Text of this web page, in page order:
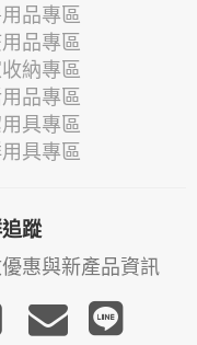
品專區
品專區
納專區
品專區
具專區
具專區
蹤
惠與新產品資訊